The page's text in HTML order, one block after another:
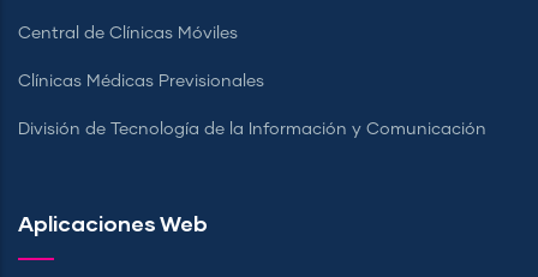
Central de Clínicas Móviles
Clínicas Médicas Previsionales
División de Tecnología de la Información y Comunicación
Aplicaciones Web